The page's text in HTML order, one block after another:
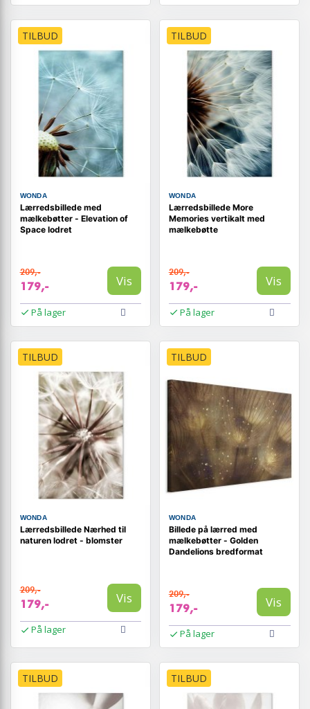
TILBUD
WONDA
Lærredsbillede med
mælkebøtter - Elevation of
Space lodret
209,-
179,- Vis
På lager
TILBUD
WONDA
Lærredsbillede More
Memories vertikalt med
mælkebøtte
209,-
179,- Vis
På lager
TILBUD
WONDA
Lærredsbillede Nærhed til
naturen lodret - blomster
209,-
179,- Vis
På lager
TILBUD
WONDA
Billede på lærred med
mælkebøtter - Golden
Dandelions bredformat
209,-
179,- Vis
På lager
TILBUD TILBUD